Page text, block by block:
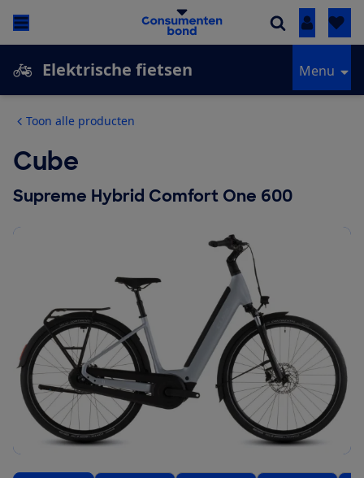
Inloggen
Elektrische fietsen Menu
Toon alle producten
Cube
Supreme Hybrid Comfort One 600